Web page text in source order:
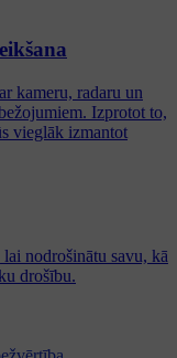
kameru, radaru un
Izprotot to,
vieglāk izmantot
nodrošinātu savu, kā
drošību.